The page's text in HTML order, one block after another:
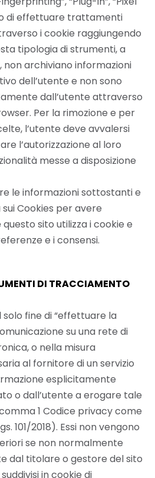
di effettuare trattamenti
i cookie raggiungendo
tipologia di strumenti, a
non archiviano informazioni
dell’utente e non sono
dall’utente attraverso
Per la rimozione e per
l’utente deve avvalersi
l’autorizzazione al loro
messe a disposizione
le informazioni sottostanti e
Cookies per avere
sito utilizza i cookie e
e i consensi.
DI TRACCIAMENTO
solo fine di “effettuare la
su una rete di
o nella misura
al fornitore di un servizio
esplicitamente
o dall’utente a erogare tale
1 Codice privacy come
101/2018). Essi non vengono
se non normalmente
dal titolare o gestore del sito
in cookie di